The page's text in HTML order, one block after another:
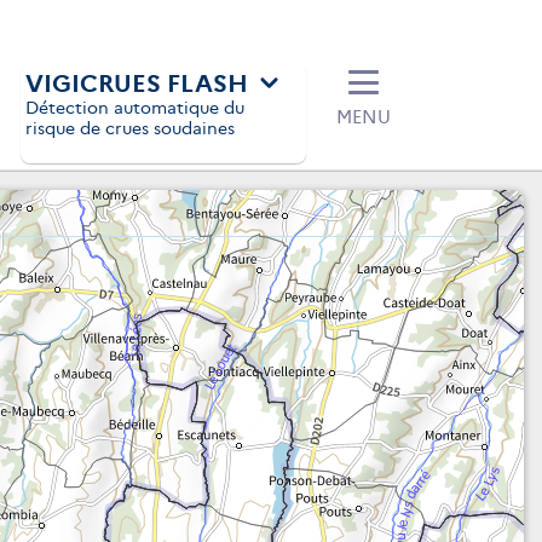
VIGICRUES FLASH
Détection automatique du
risque de crues soudaines
MENU